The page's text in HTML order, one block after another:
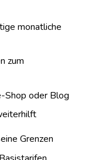
monatliche
zum
Shop oder Blog
Grenzen